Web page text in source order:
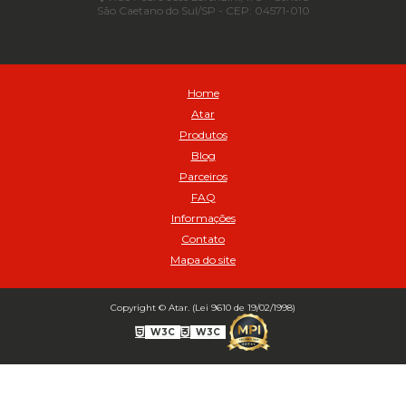
Automático para compressor 125 a 175 libras - Cod 02206
Avental de Raspa sem Emenda 1,2mt - Cod 01925
Balanceamento automatico SBBA - 282 pacote com 282g - Cod
Balanceamento Automático SBBA 113 Pacote com 113g - Cod 03197
Balanceamento Automático SBBA- 340 Pacote com 340g - Cod
BICO INF DUPLO LONGO CURVO 90 1295LC - cod 03631
Bico Inflador Duplo 300 mm - Cod 03245
Bico Inflador Duplo 825 L Schweers - Cod 00207
Bico Inflador Duplo sem Retenção 0506 Schweers - Cod 02638
São Caetano do Sul/SP - CEP: 04571-010
Home
Atar
Produtos
Blog
Parceiros
FAQ
Informações
Contato
Mapa do site
Copyright © Atar. (Lei 9610 de 19/02/1998)
W3C W3C